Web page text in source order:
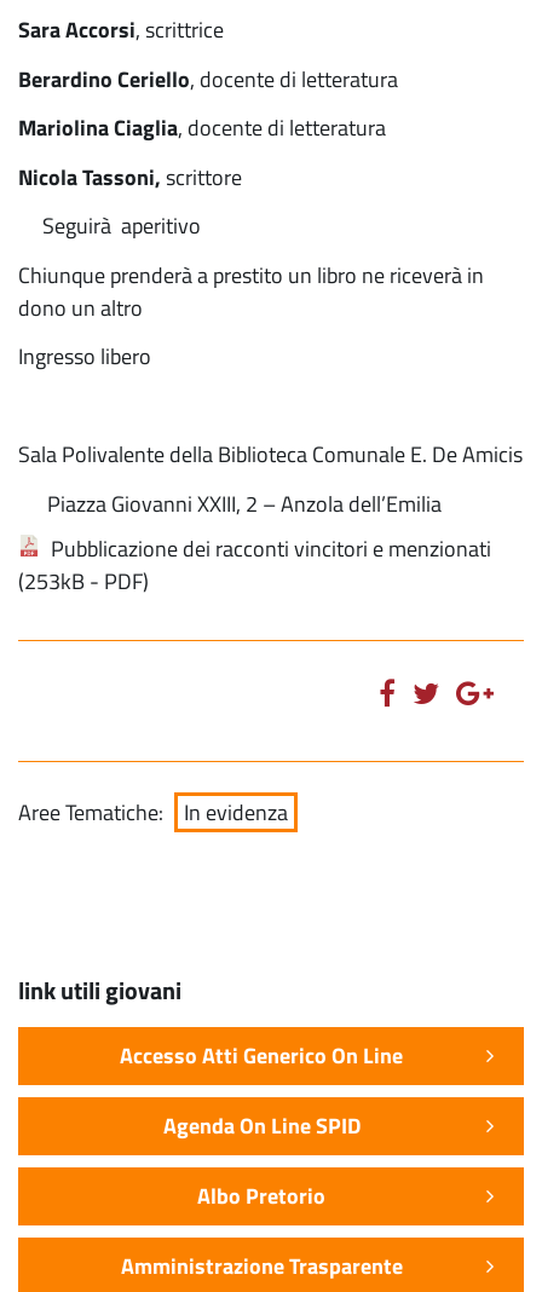
Sara Accorsi, scrittrice
Berardino Ceriello, docente di letteratura
Mariolina Ciaglia, docente di letteratura
Nicola Tassoni,scrittore
Seguirà aperitivo
Chiunque prenderà a prestito un libro ne riceverà in
dono un altro
Ingresso libero
Sala Polivalente della Biblioteca Comunale E. De Amicis
Piazza Giovanni XXIII, 2 – Anzola dell’Emilia
Pubblicazione dei racconti vincitori e menzionati
(253kB - PDF)
Aree Tematiche: In evidenza
link utili giovani
Accesso Atti Generico On Line
Agenda On Line SPID
Albo Pretorio
Amministrazione Trasparente